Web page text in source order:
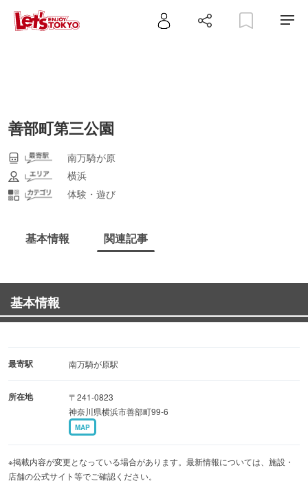
善部町第三公園
南万騎が原
横浜
体験・遊び
基本情報 関連記事
基本情報
最寄駅 南万騎が原駅
所在地
〒241-0823
神奈川県横浜市善部町99-6
MAP
※掲載内容が変更となっている場合があります。最新情報については、施設・
店舗の公式サイト等でご確認ください。